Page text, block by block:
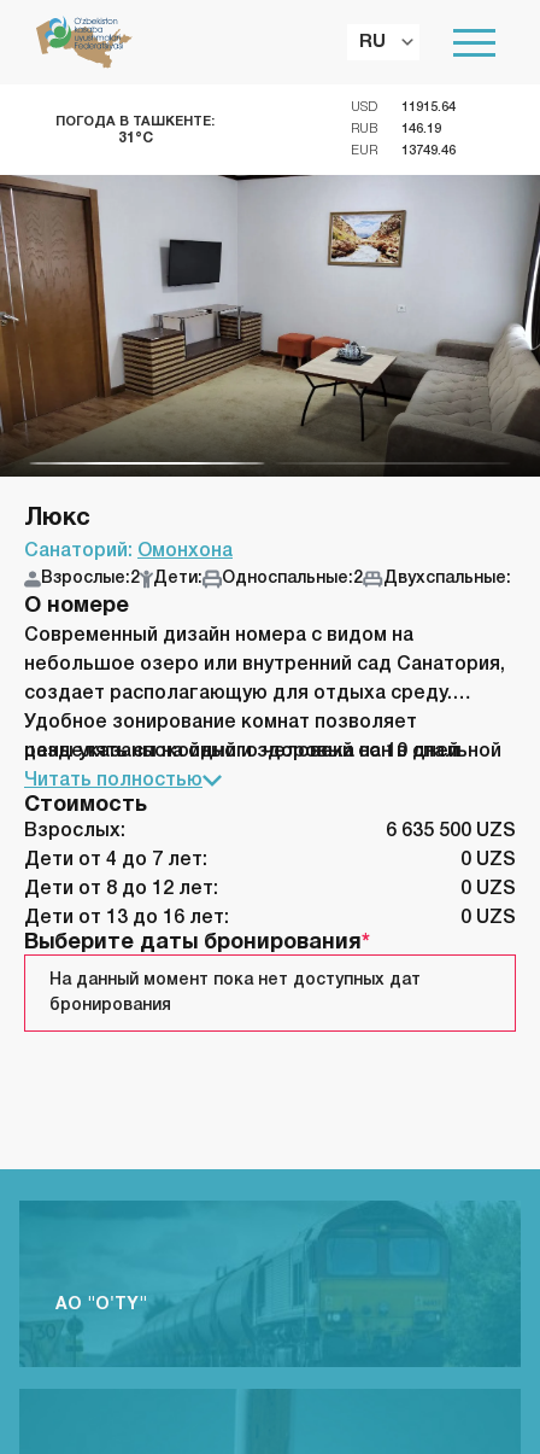
ПОГОДА В ТАШКЕНТЕ:
31°C
USD
11915.64
RUB
146.19
EUR
13749.46
RU
Люкс
Санаторий: Омонхона
Взрослые:2 Дети: Односпальные:2 Двухспальные:
О номере
Современный дизайн номера с видом на
небольшое озеро или внутренний сад Санатория,
создает располагающую для отдыха среду.
Удобное зонирование комнат позволяет
разделять спокойный и здоровый сон в спальной
комнате от отдыха за просмотром телевизора
или чтением. В номер также входят ванная
комната с душем, туалет, удобная односпальная
кровать с ортопедическим матрасом, шкаф-купе
и телефон.
цены указаны на одного человека на 10 дней
Читать полностью
Стоимость
Взрослых:
6 635 500 UZS
Дети от 4 до 7 лет:
0 UZS
Дети от 8 до 12 лет:
0 UZS
Дети от 13 до 16 лет:
0 UZS
Выберите даты бронирования
На данный момент пока нет доступных дат
бронирования
АО "O'TY"